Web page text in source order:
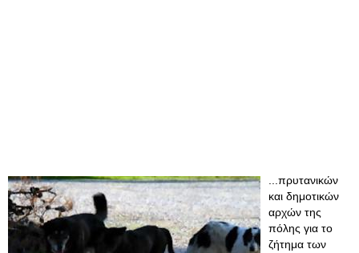
...πρυτανικών
και δημοτικών
αρχών της
πόλης για το
ζήτημα των